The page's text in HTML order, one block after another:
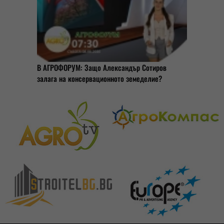
В АГРОФОРУМ: Защо Александър Сотиров
залага на консервационното земеделие?